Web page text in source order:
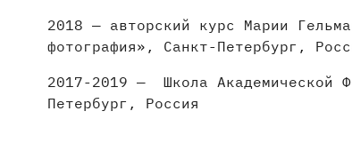
2018 — авторский курс Марии
фотография», Санкт-Петербург,
2017-2019 — Школа Академической
Петербург, Россия